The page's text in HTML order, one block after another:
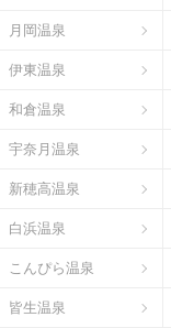
月岡温泉
伊東温泉
和倉温泉
宇奈月温泉
新穂高温泉
白浜温泉
こんぴら温泉
皆生温泉